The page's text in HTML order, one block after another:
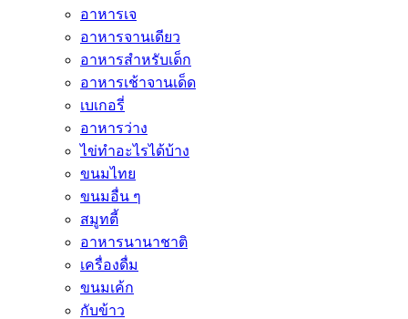
อาหารเจ
อาหารจานเดียว
อาหารสำหรับเด็ก
อาหารเช้าจานเด็ด
เบเกอรี่
อาหารว่าง
ไข่ทำอะไรได้บ้าง
ขนมไทย
ขนมอื่น ๆ
สมูทตี้
อาหารนานาชาติ
เครื่องดื่ม
ขนมเค้ก
กับข้าว